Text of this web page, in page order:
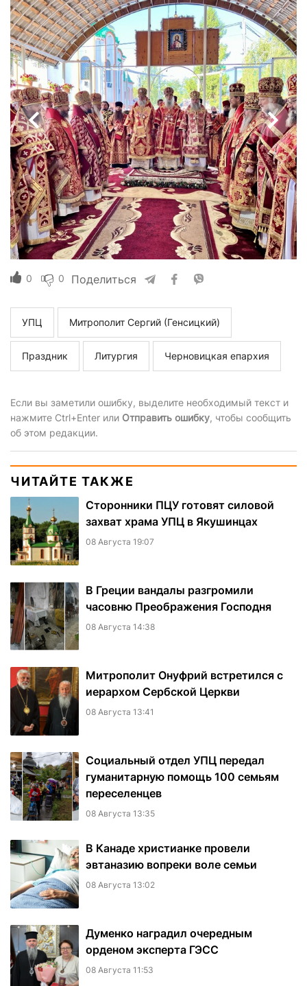
0 0 Поделиться
УПЦ Митрополит Сергий (Генсицкий)
Праздник Литургия Черновицкая епархия
Если вы заметили ошибку, выделите необходимый текст и
нажмите Ctrl+Enter или Отправить ошибку, чтобы сообщить
об этом редакции.
ЧИТАЙТЕ ТАКЖЕ
Сторонники ПЦУ готовят силовой
захват храма УПЦ в Якушинцах
08 Августа 19:07
В Греции вандалы разгромили
часовню Преображения Господня
08 Августа 14:38
Митрополит Онуфрий встретился с
иерархом Сербской Церкви
08 Августа 13:41
Социальный отдел УПЦ передал
гуманитарную помощь 100 семьям
переселенцев
08 Августа 13:35
В Канаде христианке провели
эвтаназию вопреки воле семьи
08 Августа 13:02
Думенко наградил очередным
орденом эксперта ГЭСС
08 Августа 11:53